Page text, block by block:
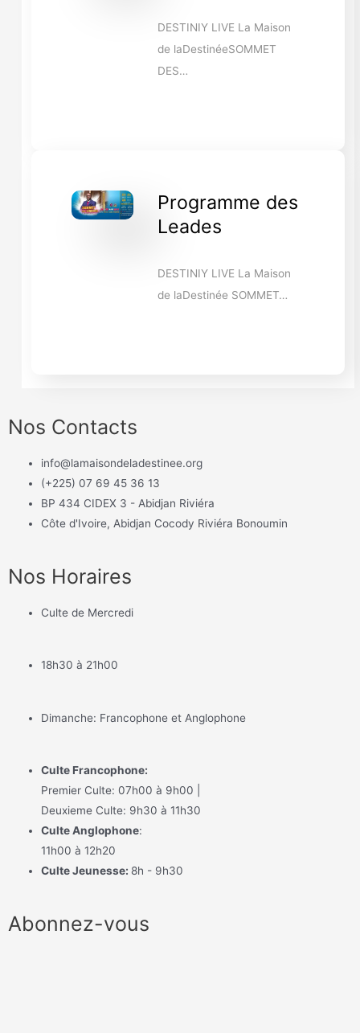
DESTINIY LIVE La Maison
de laDestinéeSOMMET
DES…
Programme des
Leades
DESTINIY LIVE La Maison
de laDestinée SOMMET…
Nos Contacts
info@lamaisondeladestinee.org
(+225) 07 69 45 36 13
BP 434 CIDEX 3 - Abidjan Riviéra
Côte d'Ivoire, Abidjan Cocody Riviéra Bonoumin
Nos Horaires
Culte de Mercredi
18h30 à 21h00
Dimanche: Francophone et Anglophone
Culte Francophone:
Premier Culte: 07h00 à 9h00 |
Deuxieme Culte: 9h30 à 11h30
Culte Anglophone:
11h00 à 12h20
Culte Jeunesse: 8h - 9h30
Abonnez-vous